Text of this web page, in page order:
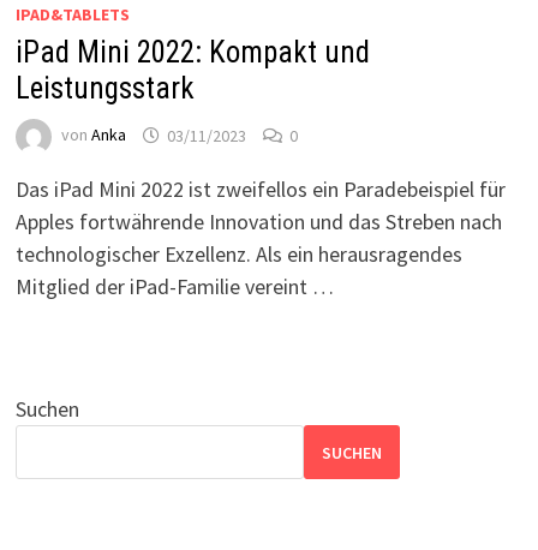
IPAD&TABLETS
iPad Mini 2022: Kompakt und
Leistungsstark
von Anka 03/11/2023 0
Das iPad Mini 2022 ist zweifellos ein Paradebeispiel für
Apples fortwährende Innovation und das Streben nach
technologischer Exzellenz. Als ein herausragendes
Mitglied der iPad-Familie vereint …
Suchen
SUCHEN